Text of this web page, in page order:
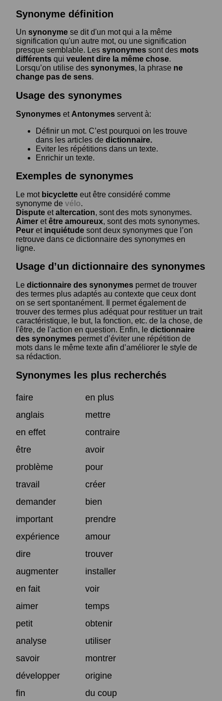
Synonyme définition
Un synonyme se dit d'un mot qui a la même
signification qu'un autre mot, ou une signification
presque semblable. Les synonymes sont des mots
différents qui veulent dire la même chose.
Lorsqu’on utilise des synonymes, la phrase ne
change pas de sens.
Usage des synonymes
Synonymes et Antonymes servent à:
Définir un mot. C’est pourquoi on les trouve
dans les articles de dictionnaire.
Eviter les répétitions dans un texte.
Enrichir un texte.
Exemples de synonymes
Le mot bicyclette eut être considéré comme
synonyme de vélo.
Dispute etaltercation, sont des mots synonymes.
Aimer etêtre amoureux, sont des mots synonymes.
Peur et inquiétude sont deux synonymes que l’on
retrouve dans ce dictionnaire des synonymes en
ligne.
Usage d’un dictionnaire des synonymes
Le dictionnaire des synonymes permet de trouver
des termes plus adaptés au contexte que ceux dont
on se sert spontanément. Il permet également de
trouver des termes plus adéquat pour restituer un trait
caractéristique, le but, la fonction, etc. de la chose, de
l'être, de l'action en question. Enfin, le dictionnaire
des synonymes permet d’éviter une répétition de
mots dans le même texte afin d’améliorer le style de
sa rédaction.
Synonymes les plus recherchés
faire
en plus
anglais
mettre
en effet
contraire
être
avoir
problème
pour
travail
créer
demander
bien
important
prendre
expérience
amour
dire
trouver
augmenter
installer
en fait
voir
aimer
temps
petit
obtenir
analyse
utiliser
savoir
montrer
développer
origine
fin
du coup